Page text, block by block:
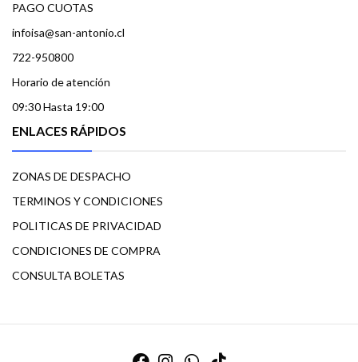
PAGO CUOTAS
infoisa@san-antonio.cl
722-950800
Horario de atención
09:30 Hasta 19:00
ENLACES RÁPIDOS
ZONAS DE DESPACHO
TERMINOS Y CONDICIONES
POLITICAS DE PRIVACIDAD
CONDICIONES DE COMPRA
CONSULTA BOLETAS